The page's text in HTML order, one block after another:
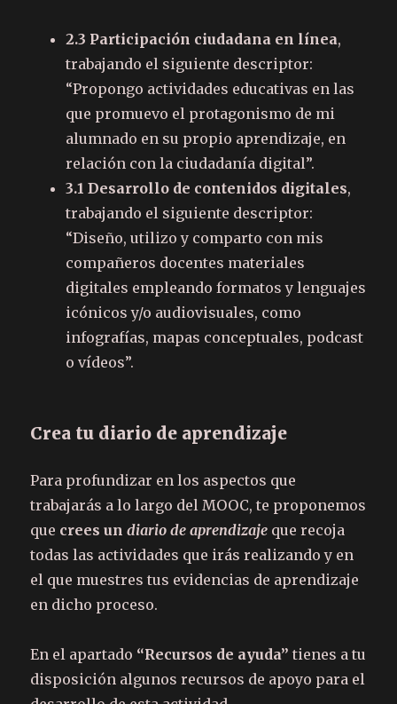
2.3 Participación ciudadana en línea,
trabajando el siguiente descriptor:
“Propongo actividades educativas en las
que promuevo el protagonismo de mi
alumnado en su propio aprendizaje, en
relación con la ciudadanía digital”.
3.1 Desarrollo de contenidos digitales,
trabajando el siguiente descriptor:
“Diseño, utilizo y comparto con mis
compañeros docentes materiales
digitales empleando formatos y lenguajes
icónicos y/o audiovisuales, como
infografías, mapas conceptuales, podcast
o vídeos”.
Crea tu diario de aprendizaje
Para profundizar en los aspectos que
trabajarás a lo largo del MOOC, te proponemos
que crees undiario de aprendizaje que recoja
todas las actividades que irás realizando y en
el que muestres tus evidencias de aprendizaje
en dicho proceso.
En el apartado “Recursos de ayuda” tienes a tu
disposición algunos recursos de apoyo para el